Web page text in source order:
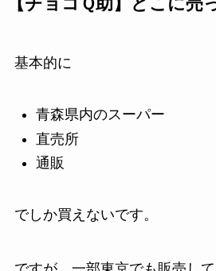
【チョコＱ助】どこに売
基本的に
青森県内のスーパー
直売所
通販
でしか買えないです。